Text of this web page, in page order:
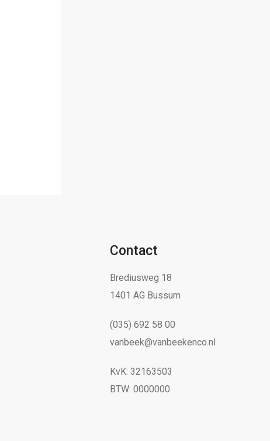
Contact
Brediusweg 18
1401 AG Bussum
(035) 692 58 00
vanbeek@vanbeekenco.nl
KvK: 32163503
BTW: 0000000